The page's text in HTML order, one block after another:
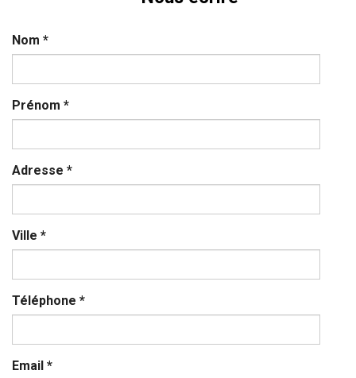
Nom *
Prénom *
Adresse *
Ville *
Téléphone *
Email *